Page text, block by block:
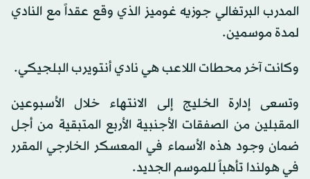
المدرب البرتغالي جوزيه غوميز الذي وقع عقداً مع النادي
لمدة موسمين.
وكانت آخر محطات اللاعب هي نادي أنتويرب البلجيكي.
وتسعى إدارة الخليج إلى الانتهاء خلال الأسبوعين
المقبلين من الصفقات الأجنبية الأربع المتبقية من أجل
ضمان وجود هذه الأسماء في المعسكر الخارجي المقرر
في هولندا تأهباً للموسم الجديد.